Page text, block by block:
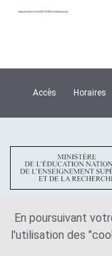
En poursuivant
l'utilisation des
Accès Horaires